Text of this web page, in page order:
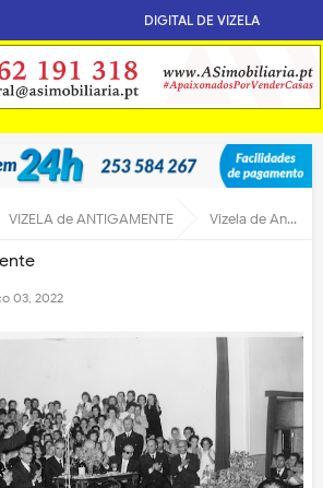
DIGITAL DE VIZELA
VIZELA de ANTIGAMENTE Vizela de Antigamente
03, 2022